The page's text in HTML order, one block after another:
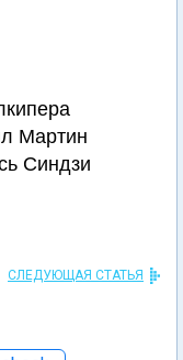
Мартин
Синдзи
СЛЕДУЮЩАЯ СТАТЬЯ